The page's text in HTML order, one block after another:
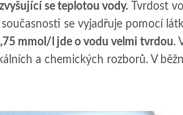
se teplotou vody. Tvrdost
se vyjadřuje pomocí
mmol/l jde o vodu velmi tvrdou.
a chemických rozborů. V